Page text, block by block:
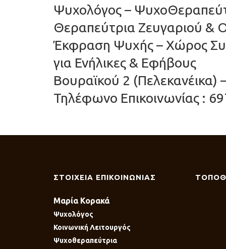
Ψυχολόγος –
Θεραπεύτρια Ζευγαριού &
Έκφραση Ψυχής – Χώρος
για Ενήλικες & Εφήβους
Βουραϊκού 2 (Πελεκανέικα)
Τηλέφωνο Επικοινωνίας :
ΣΤΟΙΧΕΙΑ ΕΠΙΚΟΙΝΩΝΙΑΣ
Μαρία Κορακά
Ψυχολόγος
Κοινωνική Λειτουργός
Ψυχοθεραπεύτρια